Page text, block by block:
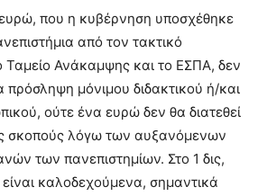
που η κυβέρνηση υποσχέθηκε
από τον τακτικό
Ταμείο Ανάκαμψης και το ΕΣΠΑ, δεν
πρόσληψη μόνιμου διδακτικού ή/και
ούτε ένα ευρώ δεν θα διατεθεί
σκοπούς λόγω των αυξανόμενων
των πανεπιστημίων. Στο 1 δις,
καλοδεχούμενα, σημαντικά